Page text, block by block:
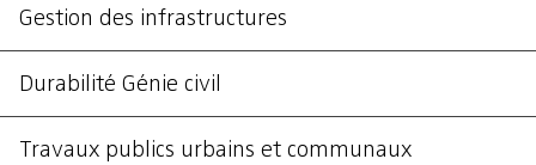
Gestion des infrastructures
Durabilité Génie civil
Travaux publics urbains et communaux